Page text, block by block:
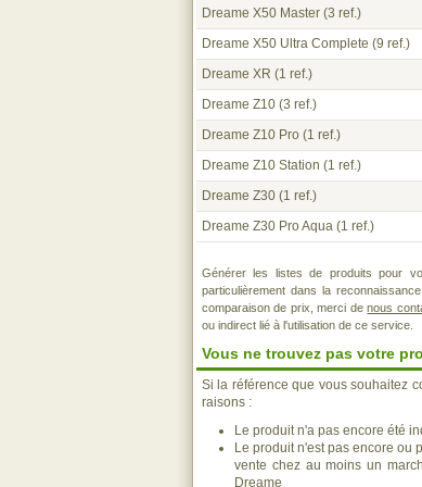
Dreame X50 Master (3 ref.)
Dreame X50 Ultra Complete (9 ref.)
Dreame XR (1 ref.)
Dreame Z10 (3 ref.)
Dreame Z10 Pro (1 ref.)
Dreame Z10 Station (1 ref.)
Dreame Z30 (1 ref.)
Dreame Z30 Pro Aqua (1 ref.)
Générer les listes de produits pour
particulièrement dans la
comparaison de prix, merci denous
ou indirect lié à l'utilisation de ce service.
Vous ne trouvez pas votre
Si la référence que vous souhaitez
raisons :
Le produit n'a pas encore été
Le produit n'est pas encore ou
vente chez au moins un
Dreame